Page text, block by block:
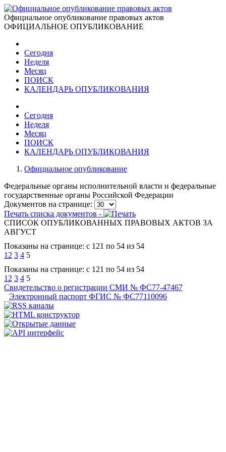
Официальное опубликование правовых актов
ОФИЦИАЛЬНОЕ ОПУБЛИКОВАНИЕ
Сегодня
Неделя
Месяц
ПОИСК
КАЛЕНДАРЬ ОПУБЛИКОВАНИЯ
Сегодня
Неделя
Месяц
ПОИСК
КАЛЕНДАРЬ ОПУБЛИКОВАНИЯ
Официальное опубликование
Федеральные органы исполнительной власти и федеральные
государственные органы Российской Федерации
Документов на странице:
Печать списка документов -
СПИСОК ОПУБЛИКОВАННЫХ ПРАВОВЫХ АКТОВ ЗА
АВГУСТ
Показаны на странице: с 121 по 54 из 54
1 2 3 4 5
Показаны на странице: с 121 по 54 из 54
1 2 3 4 5
Свидетельство о регистрации СМИ № ФС77-47467
Электронный паспорт ФГИС № ФС77110096